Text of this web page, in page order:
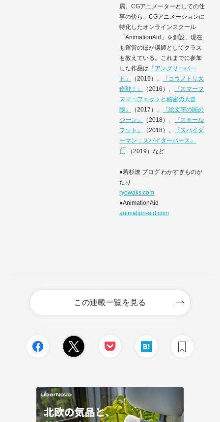
属。CGアニメーターとしての仕
事の傍ら、CGアニメーションに
特化したオンラインスクール
「AnimationAid」を創設、現在
も運営のほか講師としてクラス
も教えている。これまでに参加
した作品は 『アングリーバー
ド』
（2016）、
『コウノトリ大
作戦！』
（2016）、
『スマーフ
スマーフェットと秘密の大冒
険』
（2017）、
『絵文字の国の
ジーン』
（2018）、
『スモール
フット』
（2018）、
『スパイダ
ーマン：スパイダーバース』
（2019）など
●若杉遼 ブログ わかすぎものが
たり
ryowaks.com
●AnimationAid
animation-aid.com
この連載一覧を見る